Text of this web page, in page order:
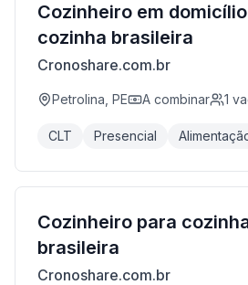
Cozinheiro em
cozinha brasileira
Cronoshare.com.br
Petrolina, PE A combinar 1
CLT Presencial
Cozinheiro para
brasileira
Cronoshare.com.br